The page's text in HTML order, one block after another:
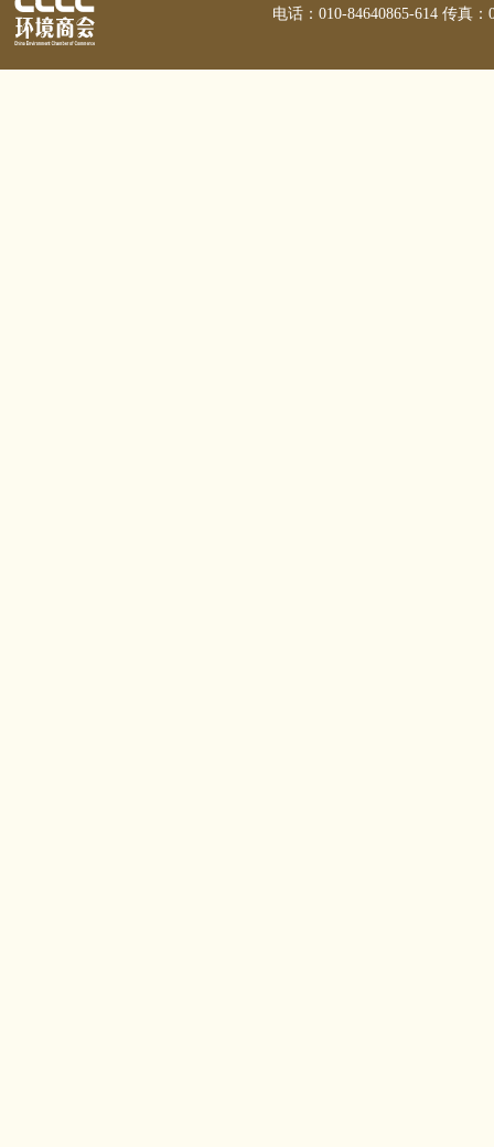
电话：010-84640865-614 传真